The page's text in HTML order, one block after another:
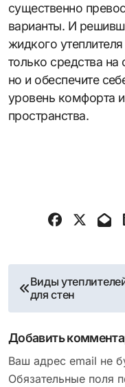
существенно
варианты. И
жидкого
только средства
но и обеспечите
уровень комфорта
пространства.
Навигация
по
записям
Виды
для стен
Добавить
Ваш адрес email не
Обязательные поля